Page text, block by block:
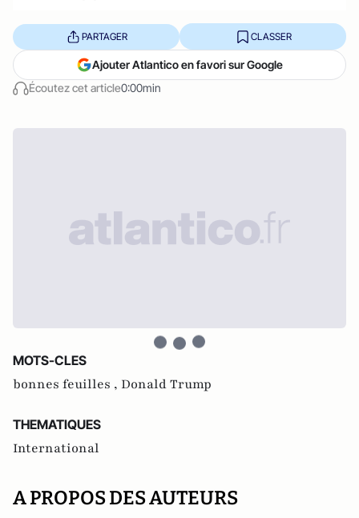
Écoutez cet article0:00min
PARTAGER CLASSER
Ajouter Atlantico en favori sur Google
MOTS-CLES
bonnes feuilles , Donald Trump
THEMATIQUES
International
A PROPOS DES AUTEURS